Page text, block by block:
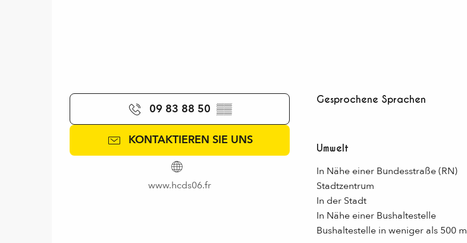
09 83 88 50 ▒▒
KONTAKTIEREN SIE UNS
www.hcds06.fr
Gesprochene Sprachen
Gesprochene Sprachen
Umwelt
Umwelt
In Nähe einer Bundesstraße (RN)
Stadtzentrum
In der Stadt
In Nähe einer Bushaltestelle
Bushaltestelle in weniger als 500 m